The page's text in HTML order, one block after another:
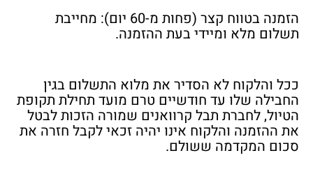
הזמנה בטווח קצר (פחות מ-60 יום): מחייבת
תשלום מלא ומיידי בעת ההזמנה.
ככל והלקוח לא הסדיר את מלוא התשלום בגין
החבילה שלו עד חודשיים טרם מועד תחילת תקופת
הטיול, לחברת תבל קרוואנים שמורה הזכות לבטל
את ההזמנה והלקוח אינו יהיה זכאי לקבל חזרה את
סכום המקדמה ששולם.